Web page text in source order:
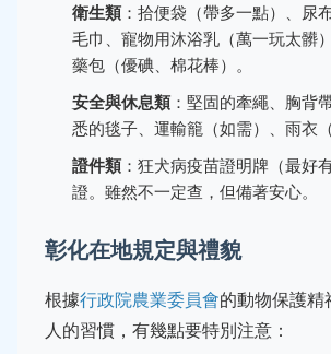
衛生類 ：拾便袋（帶多一點）、尿
毛巾、寵物用沐浴乳（萬一玩太髒
藥包（優碘、棉花棒）。
安全與休息類 ：堅固的牽繩、胸背
悉的毯子、運輸籠（如需）、雨衣
證件類 ：狂犬病疫苗證明牌（最好
證。雖然不一定查，但備著安心。
彰化在地規定與禮貌
根據行政院農業委員會的動物保護
人的習慣，有幾點要特別注意：